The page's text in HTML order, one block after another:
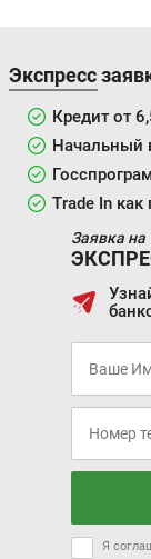
Экспресс
Кредит от
Начальный
Trade In
Заявка на
Я